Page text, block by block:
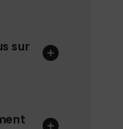
sur